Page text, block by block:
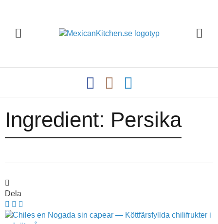
Ingredient: Persika
Dela